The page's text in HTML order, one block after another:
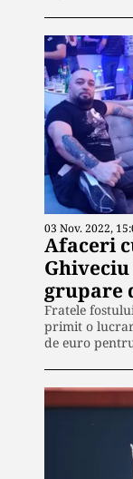
03 Nov. 2022,
Afaceri
grupare
Fratele
primit o
de euro